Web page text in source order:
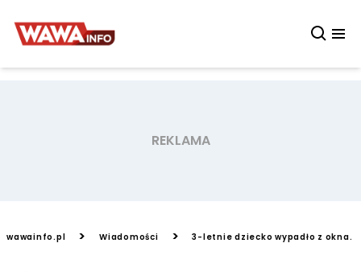
wawainfo.pl > Wiadomości > 3-letnie dziecko wypadło z okna.